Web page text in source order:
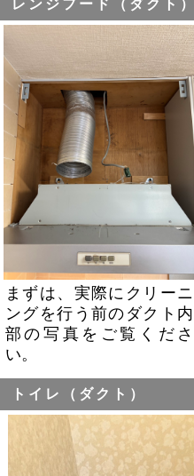
レンジフード（ダクト）
まずは、実際にクリーニ
ングを行う前のダクト内
部の写真をご覧くださ
い。
トイレ（ダクト）